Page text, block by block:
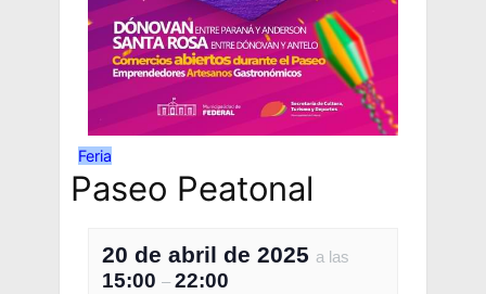
Feria
Paseo Peatonal
20 de abril de 2025 a las
15:00–22:00